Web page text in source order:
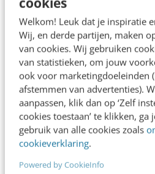
Welkom! Leuk dat je inspiratie
Wij, en derde partijen, maken
van cookies. Wij gebruiken
van statistieken, om jouw
ook voor marketingdoeleinden
afstemmen van advertenties).
aanpassen, klik dan op ‘Zelf
cookies toestaan’ te klikken,
gebruik van alle cookies zoals
cookieverklaring.
Powered by CookieInfo
Waar kun je dan aan
naar het rijtje sectoren dat
opsomde:
Zorg: een